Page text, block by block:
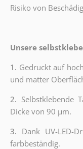
Risiko von
Unsere
1. Gedruckt auf
und matter
2. Selbstklebende
Dicke von 90 µm.
3. Dank UV-LED-
farbbeständig.